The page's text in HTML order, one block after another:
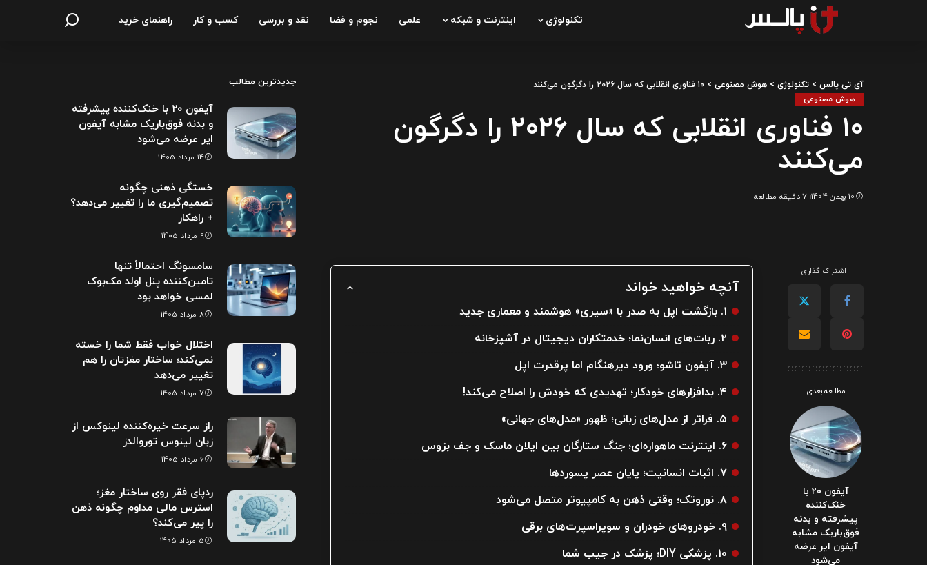
تکنولوژی اینترنت و شبکه علمی نجوم و فضا نقد و بررسی کسب و کار راهنمای خرید
آی تی پالس > تکنولوژی > هوش مصنوعی > ۱۰ فناوری انقلابی که سال ۲۰۲۶ را دگرگون می‌کنند
هوش مصنوعی
۱۰ فناوری انقلابی که سال ۲۰۲۶ را دگرگون
می‌کنند
10 بهمن 1404 7 دقیقه مطالعه
اشتراک گذاری
مطالعه بعدی
آیفون ۲۰ با
خنک‌کننده
پیشرفته و بدنه
فوق‌باریک مشابه
آیفون ایر عرضه
می‌شود
آنچه خواهید خواند
۱. بازگشت اپل به صدر با «سیری» هوشمند و معماری جدید
۲. ربات‌های انسان‌نما؛ خدمتکاران دیجیتال در آشپزخانه
۳. آیفون تاشو؛ ورود دیرهنگام اما پرقدرت اپل
۴. بدافزارهای خودکار؛ تهدیدی که خودش را اصلاح می‌کند!
۵. فراتر از مدل‌های زبانی؛ ظهور «مدل‌های جهانی»
۶. اینترنت ماهواره‌ای؛ جنگ ستارگان بین ایلان ماسک و جف بزوس
۷. اثبات انسانیت؛ پایان عصر پسوردها
۸. نوروتک؛ وقتی ذهن به کامپیوتر متصل می‌شود
۹. خودروهای خودران و سوپراسپرت‌های برقی
۱۰. پزشکی DIY؛ پزشک در جیب شما
جدیدترین مطالب
آیفون ۲۰ با خنک‌کننده پیشرفته
و بدنه فوق‌باریک مشابه آیفون
ایر عرضه می‌شود
14 مرداد 1405
خستگی ذهنی چگونه
تصمیم‌گیری ما را تغییر می‌دهد؟
+ راهکار
9 مرداد 1405
سامسونگ احتمالاً تنها
تامین‌کننده پنل اولد مک‌بوک
لمسی خواهد بود
8 مرداد 1405
اختلال خواب فقط شما را خسته
نمی‌کند؛ ساختار مغزتان را هم
تغییر می‌دهد
7 مرداد 1405
راز سرعت خیره‌کننده لینوکس از
زبان لینوس توروالدز
6 مرداد 1405
ردپای فقر روی ساختار مغز؛
استرس مالی مداوم چگونه ذهن
را پیر می‌کند؟
5 مرداد 1405